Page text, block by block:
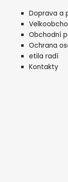
Doprava a
Obchodní
Ochrana
etila radí
Kontakty